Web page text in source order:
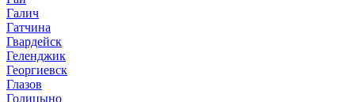
Галич
Гатчина
Гвардейск
Геленджик
Георгиевск
Глазов
Голицыно